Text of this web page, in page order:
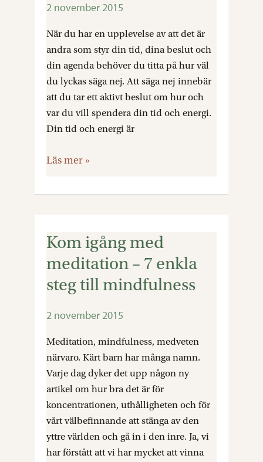
2 november 2015
När du har en upplevelse av att det är
andra som styr din tid, dina beslut och
din agenda behöver du titta på hur väl
du lyckas säga nej. Att säga nej innebär
att du tar ett aktivt beslut om hur och
var du vill spendera din tid och energi.
Din tid och energi är
och
mina
Läs mer »
Kom igång med
meditation – 7 enkla
steg till mindfulness
2 november 2015
Meditation, mindfulness, medveten
närvaro. Kärt barn har många namn.
Varje dag dyker det upp någon ny
artikel om hur bra det är för
koncentrationen, uthålligheten och för
vårt välbefinnande att stänga av den
yttre världen och gå in i den inre. Ja, vi
har förstått att vi har mycket att vinna
Kom
med
meditation
7
mindfulness